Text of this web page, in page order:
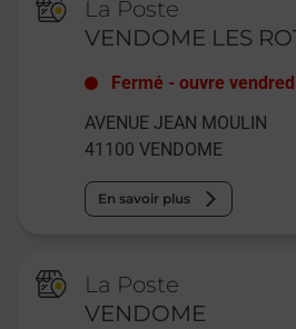
La Poste
VENDOME LES
Fermé -ouvre
AVENUE JEAN MOULIN
41100 VENDOME
En savoir plus
La Poste
VENDOME